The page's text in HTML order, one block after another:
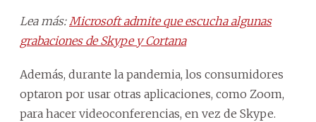
Lea más:Microsoft admite que escucha algunas
grabaciones de Skype y Cortana
Además, durante la pandemia, los consumidores
optaron por usar otras aplicaciones, como Zoom,
para hacer videoconferencias, en vez de Skype.